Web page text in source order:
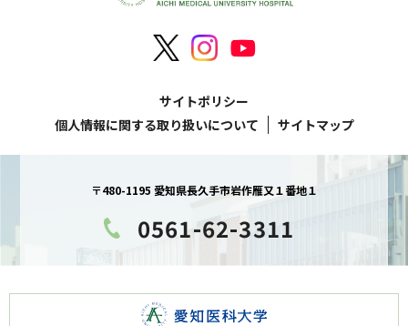
サイトポリシー
個人情報に関する取り扱いについて
サイトマップ
〒480-1195 愛知県長久手市岩作雁又１番地１
0561-62-3311